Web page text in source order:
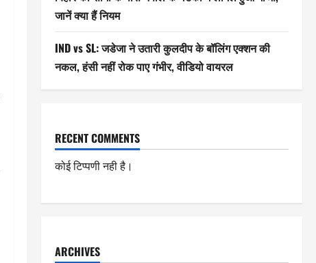
जानें क्या हैं नियम
IND vs SL: जडेजा ने उतारी कुलदीप के बॉलिंग एक्शन की
नकल, हंसी नहीं रोक पाए गंभीर, वीडियो वायरल
RECENT COMMENTS
कोई टिप्पणी नही है।
ARCHIVES